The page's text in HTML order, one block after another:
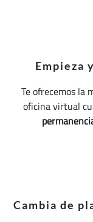
Empieza
Te ofrecemos la
oficina virtual
Cambia de